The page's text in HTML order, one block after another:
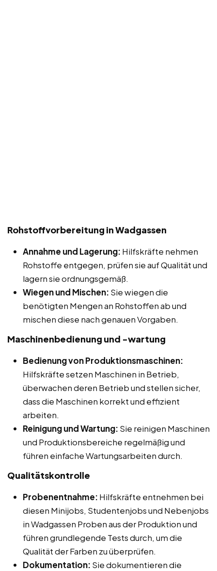
Rohstoffvorbereitung in Wadgassen
Annahme und Lagerung: Hilfskräfte nehmen
Rohstoffe entgegen, prüfen sie auf Qualität und
lagern sie ordnungsgemäß.
Wiegen und Mischen: Sie wiegen die
benötigten Mengen an Rohstoffen ab und
mischen diese nach genauen Vorgaben.
Maschinenbedienung und -wartung
Bedienung von Produktionsmaschinen:
Hilfskräfte setzen Maschinen in Betrieb,
überwachen deren Betrieb und stellen sicher,
dass die Maschinen korrekt und effizient
arbeiten.
Reinigung und Wartung: Sie reinigen Maschinen
und Produktionsbereiche regelmäßig und
führen einfache Wartungsarbeiten durch.
Qualitätskontrolle
Probenentnahme: Hilfskräfte entnehmen bei
diesen Minijobs, Studentenjobs und Nebenjobs
in Wadgassen Proben aus der Produktion und
führen grundlegende Tests durch, um die
Qualität der Farben zu überprüfen.
Dokumentation: Sie dokumentieren die